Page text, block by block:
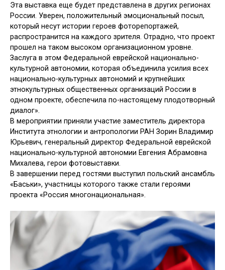
Эта выставка еще будет представлена в других регионах
России. Уверен, положительный эмоциональный посыл,
который несут истории героев фоторепортажей,
распространится на каждого зрителя. Отрадно, что проект
прошел на таком высоком организационном уровне.
Заслуга в этом Федеральной еврейской национально-
культурной автономии, которая объединила усилия всех
национально-культурных автономий и крупнейших
этнокультурных общественных организаций России в
одном проекте, обеспечила по-настоящему плодотворный
диалог».
В мероприятии приняли участие заместитель директора
Института этнологии и антропологии РАН Зорин Владимир
Юрьевич, генеральный директор Федеральной еврейской
национально-культурной автономии Евгения Абрамовна
Михалева, герои фотовыставки.
В завершении перед гостями выступил польский ансамбль
«Баськи», участницы которого также стали героями
проекта «Россия многонациональная».